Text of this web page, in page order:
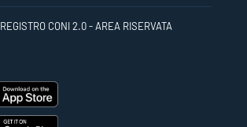
REGISTRO CONI 2.0 - AREA RISERVATA